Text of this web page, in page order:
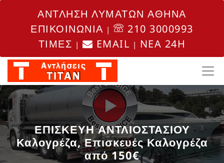
ΑΝΤΛΗΣΗ ΛΥΜΑΤΩΝ ΑΘΗΝΑ
ΕΠΙΚΟΙΝΩΝΙΑ |
210 3000993
ΤΙΜΕΣ | EMAIL | NEA 24H
ΕΠΙΣΚΕΥΗ ΑΝΤΛΙΟΣΤΑΣΙΟΥ
Καλογρέζα, Επισκευές Καλογρέζα
από 150€